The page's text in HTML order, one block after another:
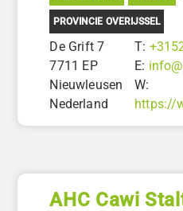
PROVINCIE OVERIJSSEL
De Grift 7
7711 EP
Nieuwleusen
Nederland
T:
E:
W:
https://
AHC Cawi